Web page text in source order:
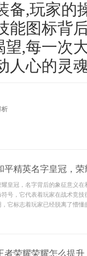
备,玩家的
能图标背
,每一次
人心的灵
析
平精英名字皇冠，
耀皇冠，名字背后的象征意义
符号，它代表着玩家在战术竞
，它标志着玩家已经脱离了懵
者荣耀荣耀怎么提